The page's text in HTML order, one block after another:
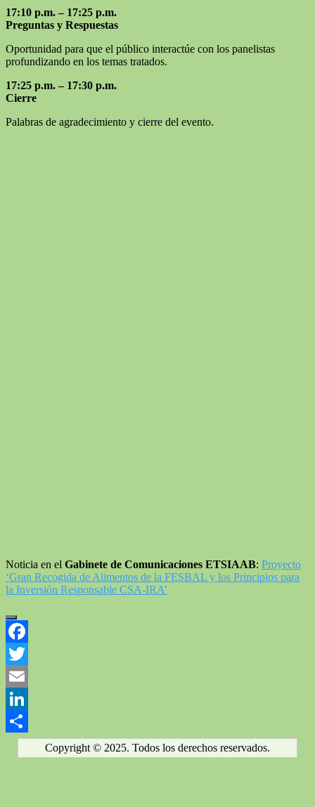
17:10 p.m. – 17:25 p.m.
Preguntas y Respuestas
Oportunidad para que el público interactúe con los panelistas
profundizando en los temas tratados.
17:25 p.m. – 17:30 p.m.
Cierre
Palabras de agradecimiento y cierre del evento.
Noticia en el Gabinete de Comunicaciones ETSIAAB: Proyecto
‘Gran Recogida de Alimentos de la FESBAL y los Principios para
la Inversión Responsable CSA-IRA’
Facebook
Twitter
Email
LinkedIn
CompartirCopyright © 2025. Todos los derechos reservados.